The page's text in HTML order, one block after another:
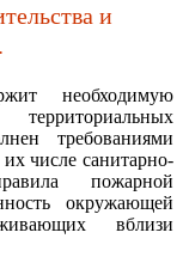
и
необходимую
требованиями
числе санитарно-
пожарной
окружающей
вблизи